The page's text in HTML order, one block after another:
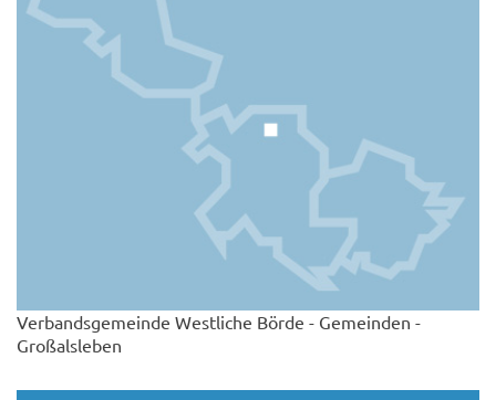
Verbandsgemeinde Westliche Börde - Gemeinden -
Großalsleben